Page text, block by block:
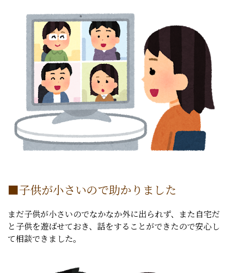
■子供が小さいので助かりました
まだ子供が小さいのでなかなか外に出られず、また自宅だ
と子供を遊ばせておき、話をすることができたので安心し
て相談できました。